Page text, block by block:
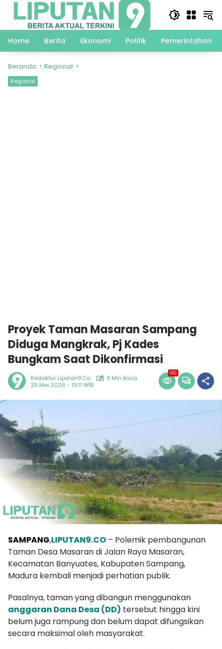
Langsung
Home
Berita Ekonomi Politik Pemerintahan
Beranda Regional
Regional
Proyek Taman Masaran Sampang
Diduga Mangkrak, Pj Kades
Bungkam Saat Dikonfirmasi
Redaktur Liputan9.co
3 Min Baca
25 Mei 2026 - 13:11 WIB
163
SAMPANG,LIPUTAN9.CO – Polemik pembangunan
Taman Desa Masaran di Jalan Raya Masaran,
Kecamatan Banyuates, Kabupaten Sampang,
Madura kembali menjadi perhatian publik.
Pasalnya, taman yang dibangun menggunakan
anggaran Dana Desa (DD) tersebut hingga kini
belum juga rampung dan belum dapat difungsikan
secara maksimal oleh masyarakat.